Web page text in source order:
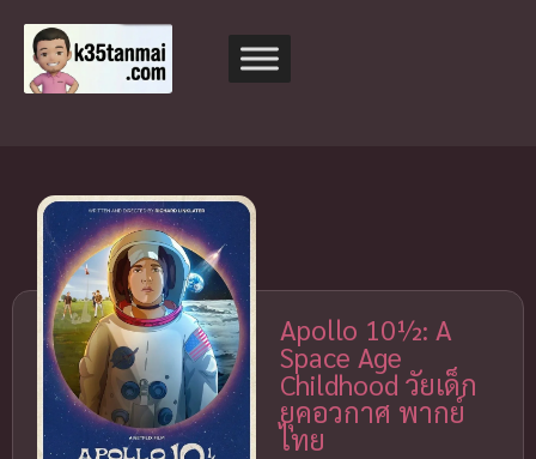
Apollo 10½: A
Space Age
Childhood วัยเด็ก
ยุคอวกาศ พากย์
ไทย